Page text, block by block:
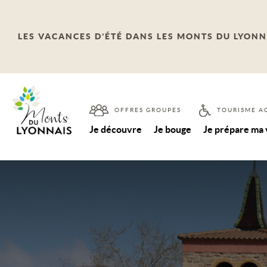
LES VACANCES D’ÉTÉ DANS LES MONTS DU
OFFRES GROUPES TOURISME
Je découvre Je bouge Je prépare ma